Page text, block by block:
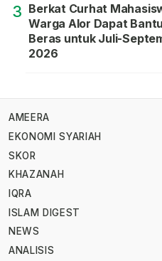
3 Berkat Curhat
Warga Alor Dapat
Beras untuk Juli-
2026
AMEERA
EKONOMI SYARIAH
SKOR
KHAZANAH
IQRA
ISLAM DIGEST
NEWS
ANALISIS